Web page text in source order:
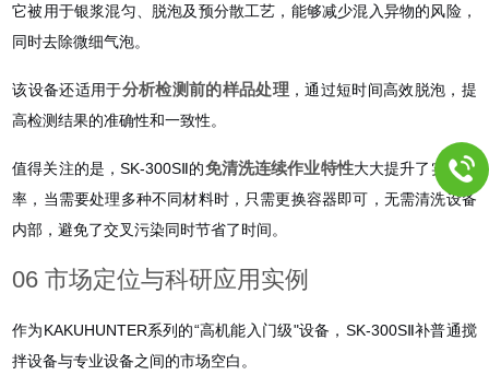
它被用于银浆混匀、脱泡及预分散工艺，能够减少混入异物的风险，
同时去除微细气泡。
该设备还适用于分析检测前的样品处理 ，通过短时间高效脱泡，提
高检测结果的准确性和一致性。
值得关注的是，SK-300SⅡ的免清洗连续作业特性大大提升了实验效
率，当需要处理多种不同材料时，只需更换容器即可，无需清洗设备
内部，避免了交叉污染同时节省了时间。
06 市场定位与科研应用实例
作为KAKUHUNTER系列的“高机能入门级"设备，SK-300SⅡ补普通搅
拌设备与专业设备之间的市场空白。